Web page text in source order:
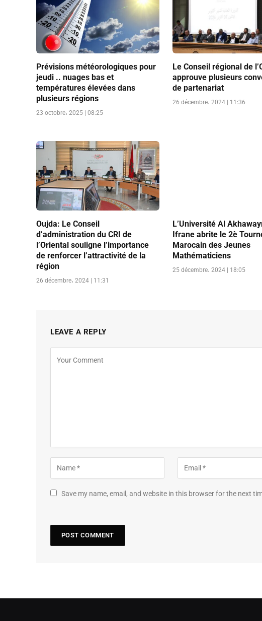
Prévisions météorologiques pour
jeudi .. nuages bas et
températures élevées dans
plusieurs régions
23 octobre، 2025 | 08:25
Le Conseil régional de
approuve plusieurs
de partenariat
26 décembre، 2024 | 11:36
Oujda: Le Conseil
d’administration du CRI de
l’Oriental souligne l’importance
de renforcer l’attractivité de la
région
26 décembre، 2024 | 11:31
L’Université Al
Ifrane abrite le 2è
Marocain des Jeunes
Mathématiciens
25 décembre، 2024 | 18:05
LEAVE A REPLY
Save my name, email, and website in this browser for the next